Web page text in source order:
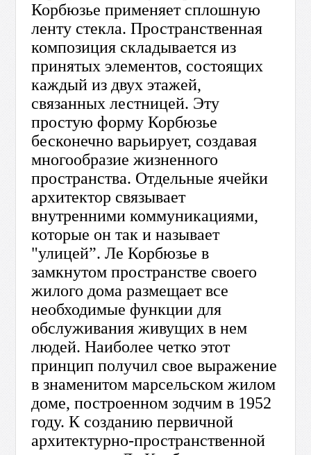
Корбюзье применяет сплошную
ленту стекла. Пространственная
композиция складывается из
принятых элементов, состоящих
каждый из двух этажей,
связанных лестницей. Эту
простую форму Корбюзье
бесконечно варьирует, создавая
многообразие жизненного
пространства. Отдельные ячейки
архитектор связывает
внутренними коммуникациями,
которые он так и называет
"улицей”. Ле Корбюзье в
замкнутом пространстве своего
жилого дома размещает все
необходимые функции для
обслуживания живущих в нем
людей. Наиболее четко этот
принцип получил свое выражение
в знаменитом марсельском жилом
доме, построенном зодчим в 1952
году. К созданию первичной
архитектурно-пространственной